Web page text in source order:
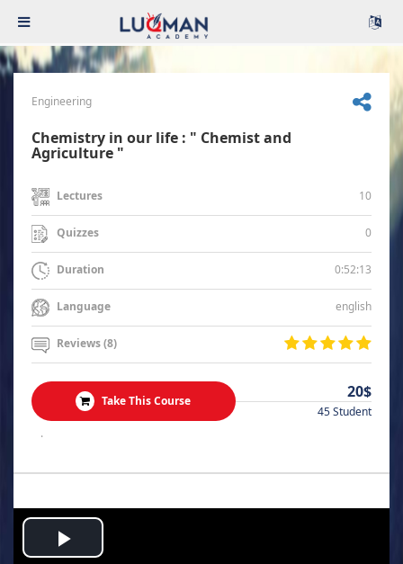
Engineering
Chemistry in our life : " Chemist and
Agriculture "
Lectures 10
Quizzes 0
Duration 0:52:13
Language english
Reviews (8)
Take This Course 20$
45 Student
.
Play